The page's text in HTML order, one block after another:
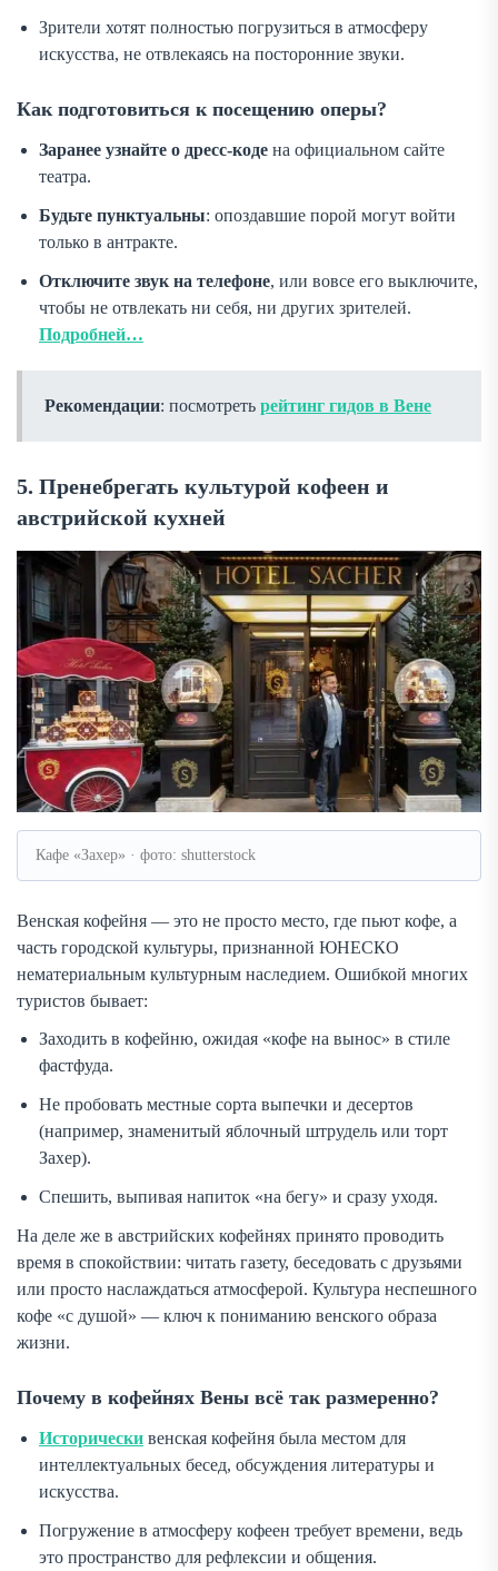
Зрители хотят полностью погрузиться в атмосферу
искусства, не отвлекаясь на посторонние звуки.
Как подготовиться к посещению оперы?
Заранее узнайте о дресс-коде на официальном сайте
театра.
Будьте пунктуальны: опоздавшие порой могут войти
только в антракте.
Отключите звук на телефоне, или вовсе его выключите,
чтобы не отвлекать ни себя, ни других зрителей.
Подробней…
Рекомендации: посмотреть рейтинг гидов в Вене
5. Пренебрегать культурой кофеен и
австрийской кухней
Кафе «Захер» · фото: shutterstock
Венская кофейня — это не просто место, где пьют кофе, а
часть городской культуры, признанной ЮНЕСКО
нематериальным культурным наследием. Ошибкой многих
туристов бывает:
Заходить в кофейню, ожидая «кофе на вынос» в стиле
фастфуда.
Не пробовать местные сорта выпечки и десертов
(например, знаменитый яблочный штрудель или торт
Захер).
Спешить, выпивая напиток «на бегу» и сразу уходя.
На деле же в австрийских кофейнях принято проводить
время в спокойствии: читать газету, беседовать с друзьями
или просто наслаждаться атмосферой. Культура неспешного
кофе «с душой» — ключ к пониманию венского образа
жизни.
Почему в кофейнях Вены всё так размеренно?
Исторически венская кофейня была местом для
интеллектуальных бесед, обсуждения литературы и
искусства.
Погружение в атмосферу кофеен требует времени, ведь
это пространство для рефлексии и общения.